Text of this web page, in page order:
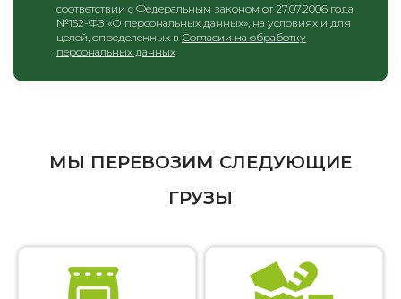
соответствии с Федеральным законом от 27.07.2006 года
№152-ФЗ «О персональных данных», на условиях и для
целей, определенных в Согласии на обработку
персональных данных
МЫ ПЕРЕВОЗИМ СЛЕДУЮЩИЕ
ГРУЗЫ